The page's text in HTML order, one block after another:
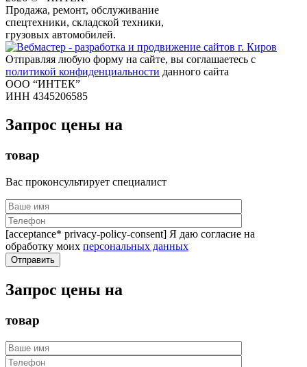
Продажа, ремонт, обслуживание
спецтехники, складской техники,
грузовых автомобилей.
Отправляя любую форму на сайте, вы соглашаетесь с
политикой конфиденциальности данного сайта
ООО “ИНТЕК”
ИНН 4345206585
Запрос цены на
товар
Вас проконсультирует специалист
[acceptance* privacy-policy-consent] Я даю согласие на
обработку моих персональных данных
Запрос цены на
товар